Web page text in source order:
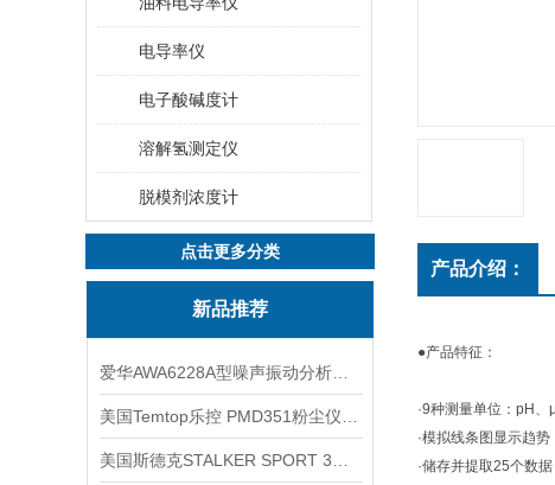
电导率仪
电子酸碱度计
溶解氢测定仪
脱模剂浓度计
点击更多分类
新品推荐
产品介绍：
●产品特征：
·9种测量单位：pH
·模拟线条图显示趋势
·储存并提取25个数据